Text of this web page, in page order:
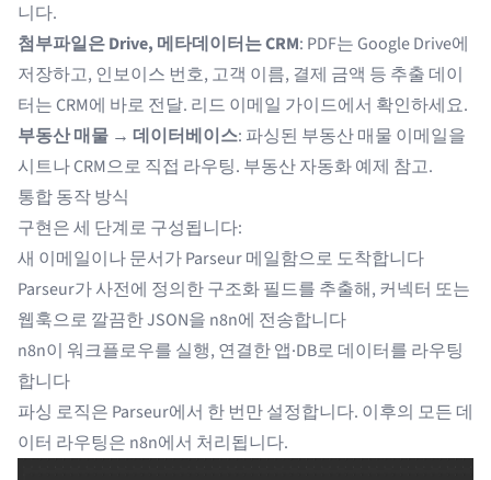
니다.
첨부파일은 Drive, 메타데이터는 CRM: PDF는 Google Drive에
저장하고, 인보이스 번호, 고객 이름, 결제 금액 등 추출 데이
터는 CRM에 바로 전달. 리드 이메일 가이드에서 확인하세요.
부동산 매물 → 데이터베이스: 파싱된 부동산 매물 이메일을
시트나 CRM으로 직접 라우팅. 부동산 자동화 예제 참고.
통합 동작 방식
구현은 세 단계로 구성됩니다:
새 이메일이나 문서가 Parseur 메일함으로 도착합니다
Parseur가 사전에 정의한 구조화 필드를 추출해, 커넥터 또는
웹훅으로 깔끔한 JSON을 n8n에 전송합니다
n8n이 워크플로우를 실행, 연결한 앱·DB로 데이터를 라우팅
합니다
파싱 로직은 Parseur에서 한 번만 설정합니다. 이후의 모든 데
이터 라우팅은 n8n에서 처리됩니다.